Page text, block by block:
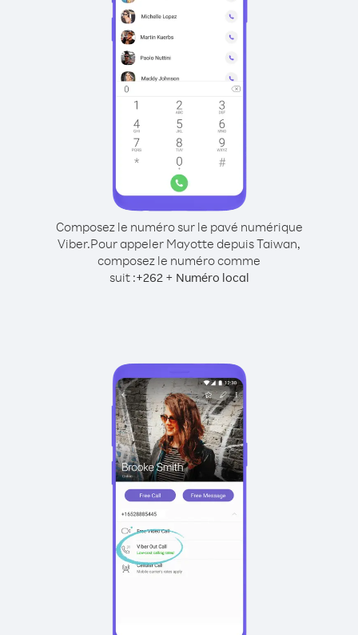
Composez le numéro sur le pavé numérique
Viber.Pour appeler Mayotte depuis Taiwan,
composez le numéro comme
suit :+262+ Numéro local